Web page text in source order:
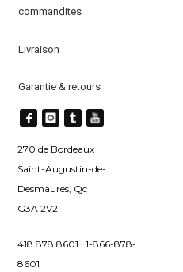
commandites
Livraison
Garantie & retours
270 de Bordeaux
Saint-Augustin-de-
Desmaures, Qc
G3A 2V2
418.878.8601 | 1-866-878-
8601